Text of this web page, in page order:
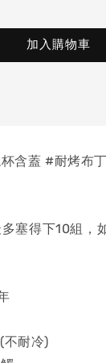
加入購物車
含蓋 #耐烤布
塞得下10組，
耐冷)